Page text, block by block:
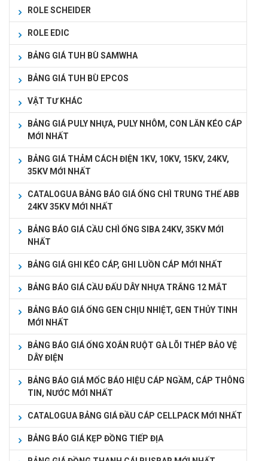
ROLE SCHEIDER
ROLE EDIC
BẢNG GIÁ TUH BÙ SAMWHA
BẢNG GIÁ TUH BÙ EPCOS
VẬT TƯ KHÁC
BẢNG GIÁ PULY NHỰA, PULY NHÔM, CON LĂN KÉO CÁP
MỚI NHẤT
BẢNG GIÁ THẢM CÁCH ĐIỆN 1KV, 10KV, 15KV, 24KV,
35KV MỚI NHẤT
CATALOGUA BẢNG BÁO GIÁ ỐNG CHÌ TRUNG THẾ ABB
24KV 35KV MỚI NHẤT
BẢNG BÁO GIÁ CẦU CHÌ ỐNG SIBA 24KV, 35KV MỚI
NHẤT
BẢNG GIÁ GHI KÉO CÁP, GHI LUỒN CÁP MỚI NHẤT
BẢNG BÁO GIÁ CẦU ĐẤU DÂY NHỰA TRẮNG 12 MẮT
BẢNG BÁO GIÁ ỐNG GEN CHỊU NHIỆT, GEN THỦY TINH
MỚI NHẤT
BẢNG BÁO GIÁ ỐNG XOẮN RUỘT GÀ LÕI THÉP BẢO VỆ
DÂY ĐIỆN
BẢNG BÁO GIÁ MỐC BÁO HIỆU CÁP NGẦM, CÁP THÔNG
TIN, NƯỚC MỚI NHẤT
CATALOGUA BẢNG GIÁ ĐẦU CÁP CELLPACK MỚI NHẤT
BẢNG BÁO GIÁ KẸP ĐỒNG TIẾP ĐỊA